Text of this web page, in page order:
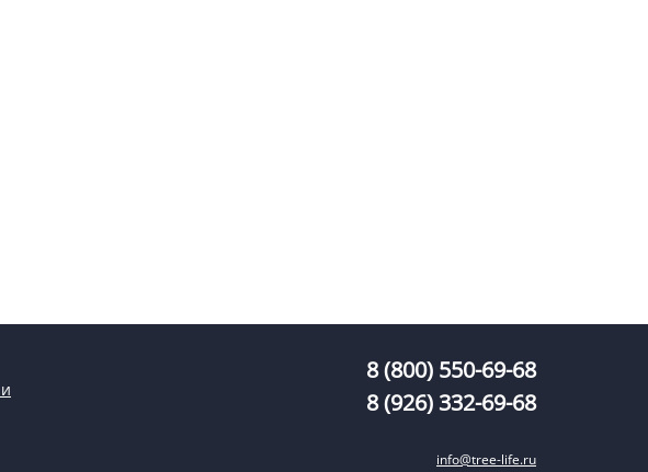
8 (800) 550-69-68
8 (926) 332-69-68
info@tree-life.ru